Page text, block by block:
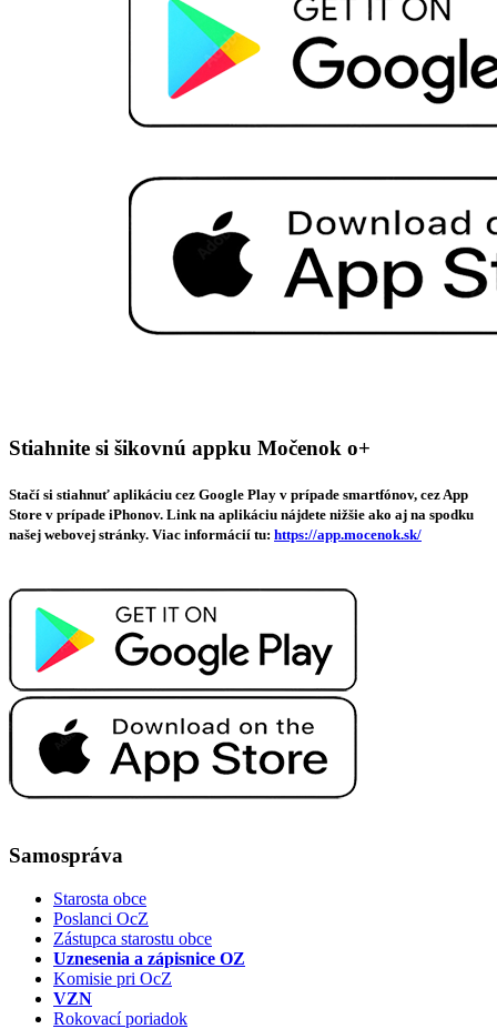
Stiahnite si šikovnú appku Močenok o+
Stačí si stiahnuť aplikáciu cez Google Play v prípade smartfónov, cez App
Store v prípade iPhonov. Link na aplikáciu nájdete nižšie ako aj na spodku
našej webovej stránky. Viac informácií tu: https://app.mocenok.sk/
Samospráva
Starosta obce
Poslanci OcZ
Zástupca starostu obce
Uznesenia a zápisnice OZ
Komisie pri OcZ
VZN
Rokovací poriadok